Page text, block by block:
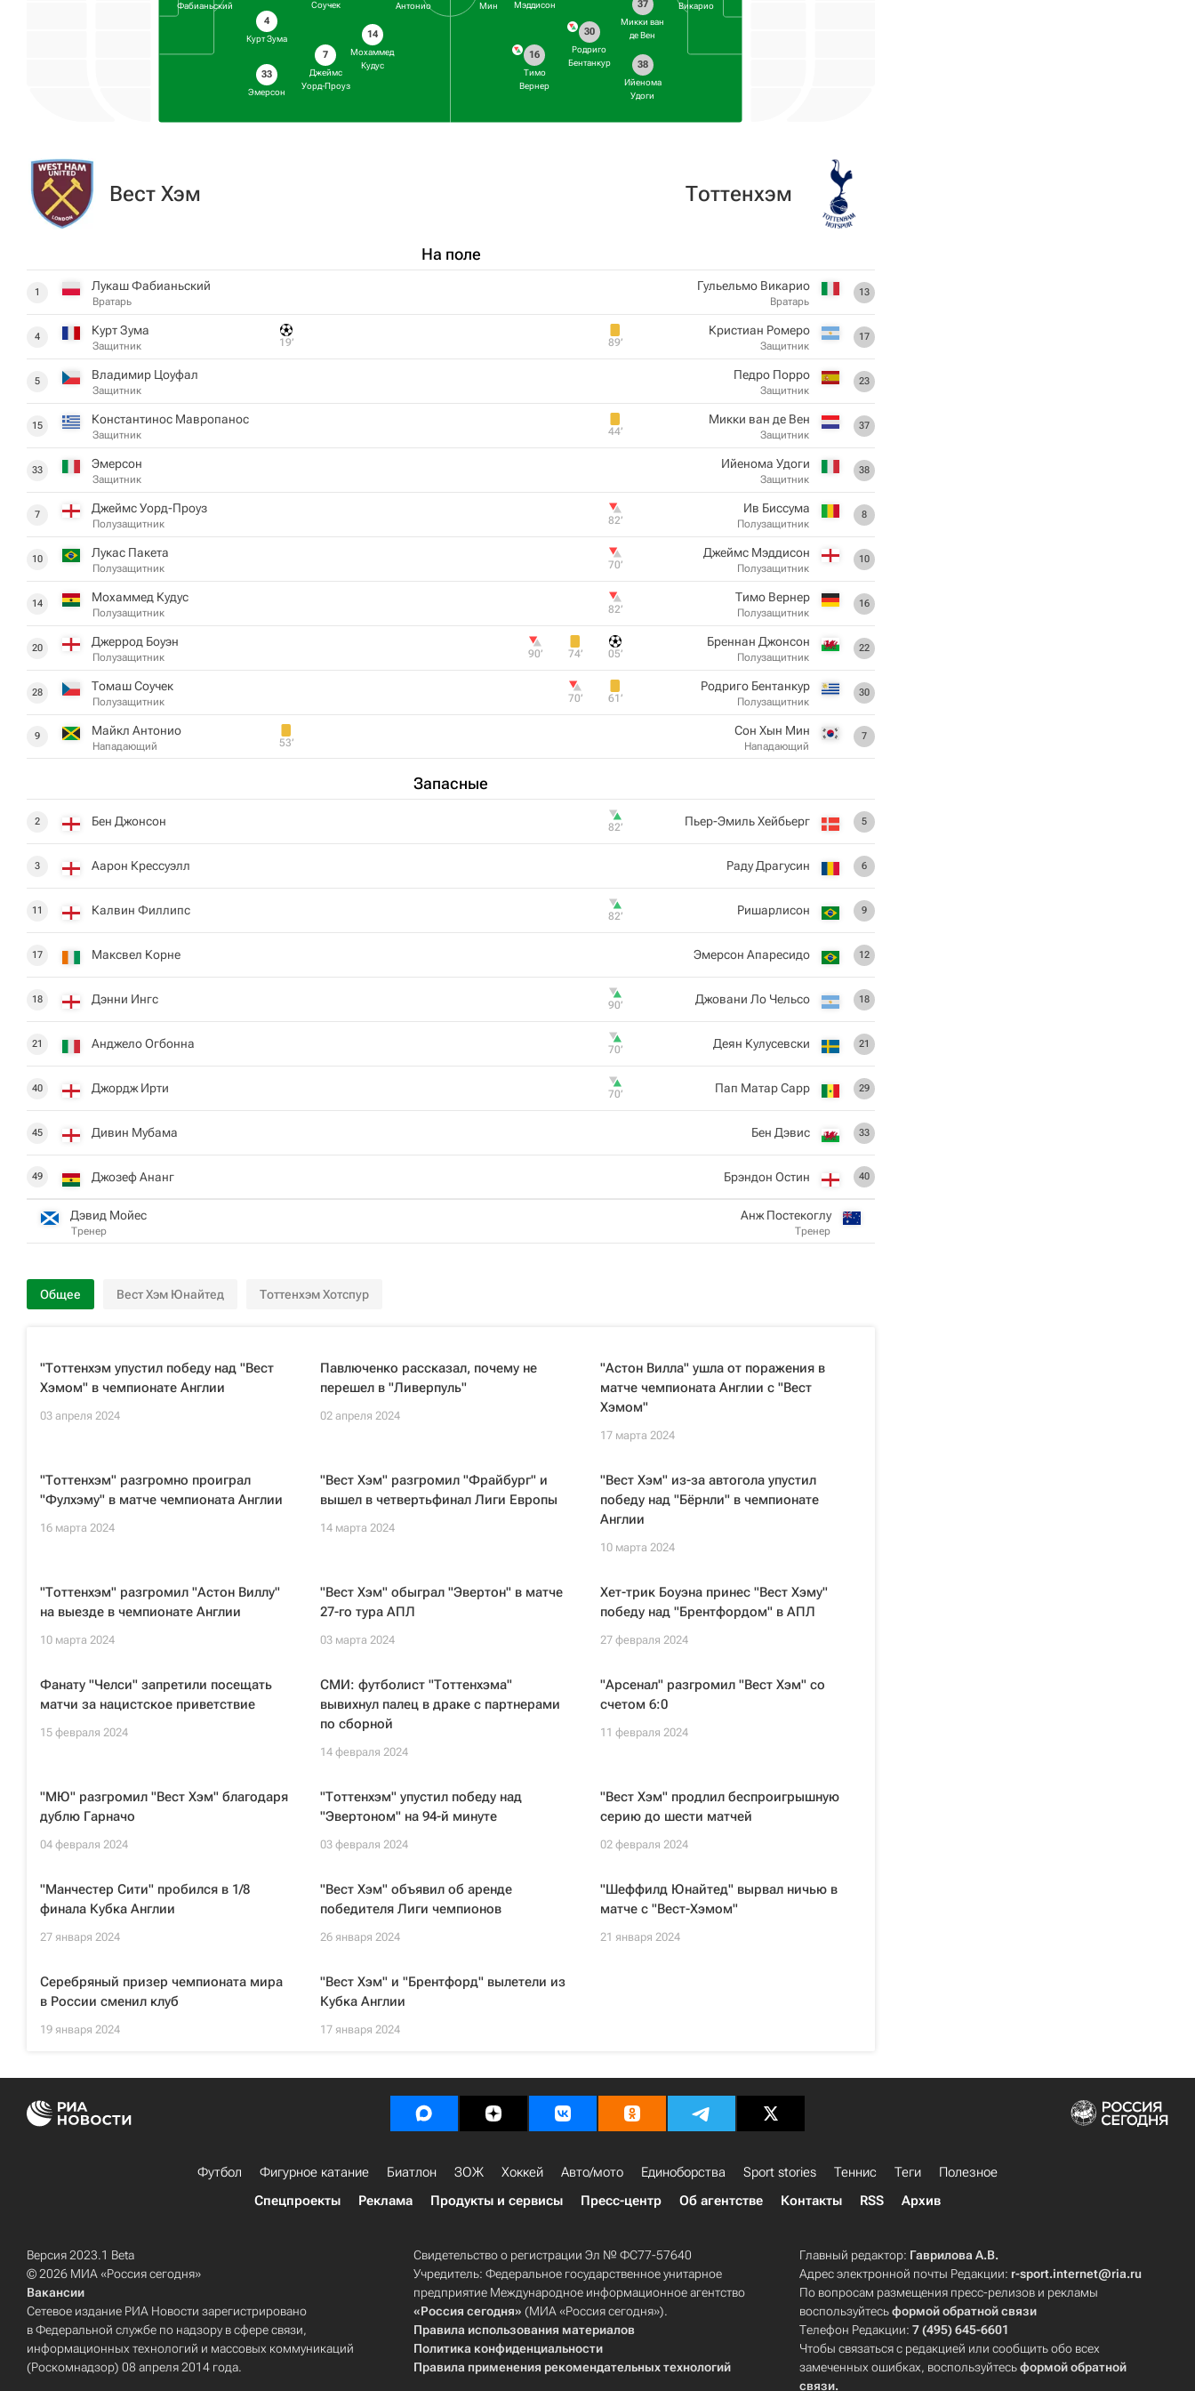
Фабианьский
4
Курт Зума
33
Эмерсон
Соучек
7
Джеймс
Уорд-Проуз
14
Мохаммед
Кудус
Антонио
Викарио
37
Микки ван
де Вен
38
Ийенома
Удоги
30
Родриго
Бентанкур
Мэддисон
16
Тимо
Вернер
Мин
Вест Хэм
На поле
1 Лукаш Фабианьский
Вратарь
4 Курт Зума
Защитник 19‎’‎
5 Владимир Цоуфал
Защитник
15 Константинос Мавропанос
Защитник
33 Эмерсон
Защитник
7 Джеймс Уорд-Проуз
Полузащитник
10 Лукас Пакета
Полузащитник
14 Мохаммед Кудус
Полузащитник
20 Джеррод Боуэн
Полузащитник
28 Томаш Соучек
Полузащитник
9 Майкл Антонио
Нападающий 53‎’‎
Запасные
2 Бен Джонсон
3 Аарон Крессуэлл
11 Калвин Филлипс
17 Максвел Корне
18 Дэнни Ингс
21 Анджело Огбонна
40 Джордж Ирти
45 Дивин Мубама
49 Джозеф Ананг
Дэвид Мойес
Тренер
Тоттенхэм
13
Гульельмо Викарио
Вратарь
17
Кристиан Ромеро
Защитник
89‎’‎
23
Педро Порро
Защитник
37
Микки ван де Вен
Защитник
44‎’‎
38
Ийенома Удоги
Защитник
8
Ив Биссума
Полузащитник
82‎’‎
10
Джеймс Мэддисон
Полузащитник
70‎’‎
16
Тимо Вернер
Полузащитник
82‎’‎
22
Бреннан Джонсон
Полузащитник
05‎’‎
74‎’‎
90‎’‎
30
Родриго Бентанкур
Полузащитник
61‎’‎
70‎’‎
7
Сон Хын Мин
Нападающий
5
Пьер-Эмиль Хейбьерг
82‎’‎
6
Раду Драгусин
9
Ришарлисон
82‎’‎
12
Эмерсон Апаресидо
18
Джовани Ло Чельсо
90‎’‎
21
Деян Кулусевски
70‎’‎
29
Пап Матар Сарр
70‎’‎
33
Бен Дэвис
40
Брэндон Остин
Анж Постекоглу
Тренер
Общее Вест Хэм Юнайтед Тоттенхэм Хотспур
"Тоттенхэм упустил победу над "Вест
Хэмом" в чемпионате Англии
03 апреля 2024
Павлюченко рассказал, почему не
перешел в "Ливерпуль"
02 апреля 2024
"Астон Вилла" ушла от поражения в
матче чемпионата Англии с "Вест
Хэмом"
17 марта 2024
"Тоттенхэм" разгромно проиграл
"Фулхэму" в матче чемпионата Англии
16 марта 2024
"Вест Хэм" разгромил "Фрайбург" и
вышел в четвертьфинал Лиги Европы
14 марта 2024
"Вест Хэм" из-за автогола упустил
победу над "Бёрнли" в чемпионате
Англии
10 марта 2024
"Тоттенхэм" разгромил "Астон Виллу"
на выезде в чемпионате Англии
10 марта 2024
"Вест Хэм" обыграл "Эвертон" в матче
27-го тура АПЛ
03 марта 2024
Хет-трик Боуэна принес "Вест Хэму"
победу над "Брентфордом" в АПЛ
27 февраля 2024
Фанату "Челси" запретили посещать
матчи за нацистское приветствие
15 февраля 2024
СМИ: футболист "Тоттенхэма"
вывихнул палец в драке с партнерами
по сборной
14 февраля 2024
"Арсенал" разгромил "Вест Хэм" со
счетом 6:0
11 февраля 2024
"МЮ" разгромил "Вест Хэм" благодаря
дублю Гарначо
04 февраля 2024
"Тоттенхэм" упустил победу над
"Эвертоном" на 94-й минуте
03 февраля 2024
"Вест Хэм" продлил беспроигрышную
серию до шести матчей
02 февраля 2024
"Манчестер Сити" пробился в 1/8
финала Кубка Англии
27 января 2024
"Вест Хэм" объявил об аренде
победителя Лиги чемпионов
26 января 2024
"Шеффилд Юнайтед" вырвал ничью в
матче с "Вест-Хэмом"
21 января 2024
Серебряный призер чемпионата мира
в России сменил клуб
19 января 2024
"Вест Хэм" и "Брентфорд" вылетели из
Кубка Англии
17 января 2024
Футбол Фигурное катание Биатлон ЗОЖ Хоккей Авто/мото Единоборства Sport stories Теннис Теги
Полезное
Спецпроекты
Реклама Продукты и сервисы Пресс-центр Об агентстве Контакты RSS Архив
Версия 2023.1 Beta
© 2026 МИА «Россия сегодня»
Вакансии
Сетевое издание РИА Новости зарегистрировано
в Федеральной службе по надзору в сфере связи,
информационных технологий и массовых коммуникаций
(Роскомнадзор) 08 апреля 2014 года.
Свидетельство о регистрации Эл № ФС77-57640
Учредитель: Федеральное государственное унитарное
предприятие Международное информационное агентство
«Россия сегодня» (МИА «Россия сегодня»).
Правила использования материалов
Политика конфиденциальности
Правила применения рекомендательных технологий
Главный редактор: Гаврилова А.В.
Адрес электронной почты Редакции: r-sport.internet@ria.ru
По вопросам размещения пресс-релизов и рекламы
воспользуйтесьформой обратной связи
Телефон Редакции:7 (495) 645-6601
Чтобы связаться с редакцией или сообщить обо всех
замеченных ошибках, воспользуйтесьформой обратной
связи.